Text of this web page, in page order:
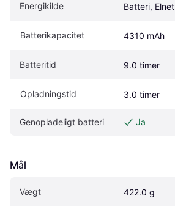
Energikilde Batteri, Elnet
Batterikapacitet 4310 mAh
Batteritid 9.0 timer
Opladningstid 3.0 timer
Genopladeligt batteri Ja
Mål
Vægt 422.0 g